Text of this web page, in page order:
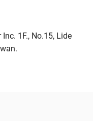
1F., No.15, Lide